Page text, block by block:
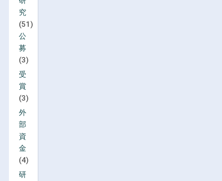
究
(51)
公
募
(3)
受
賞
(3)
外
部
資
金
(4)
研